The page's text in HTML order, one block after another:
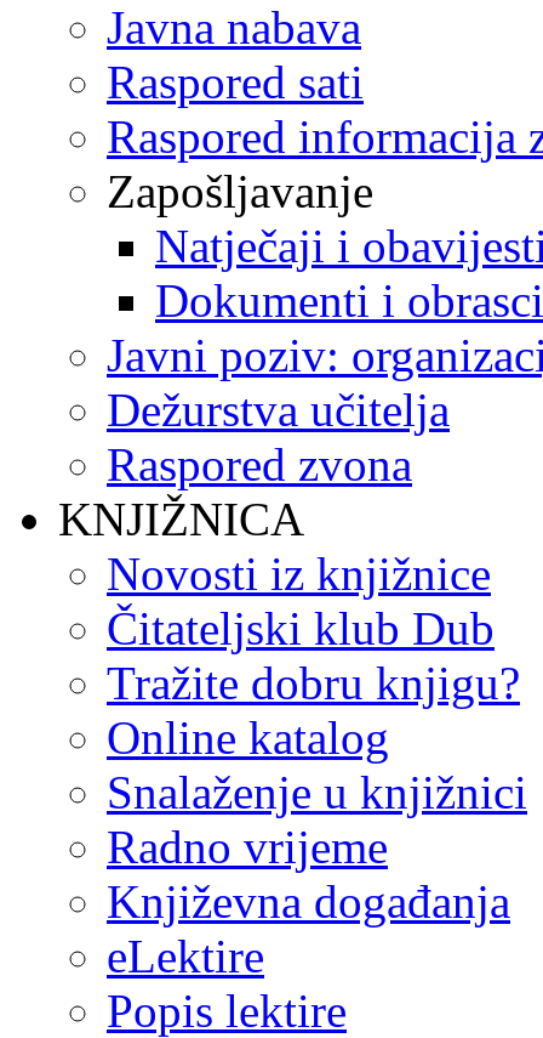
Javna nabava
Raspored sati
Raspored informacija
Zapošljavanje
Natječaji i
Dokumenti i obrasci
Javni poziv:
Dežurstva učitelja
Raspored zvona
KNJIŽNICA
Novosti iz knjižnice
Čitateljski klub Dub
Tražite dobru knjigu?
Online katalog
Snalaženje u knjižnici
Radno vrijeme
Književna događanja
eLektire
Popis lektire